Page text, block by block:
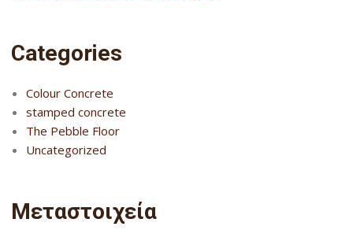
Categories
Colour Concrete
stamped concrete
The Pebble Floor
Uncategorized
Μεταστοιχεία